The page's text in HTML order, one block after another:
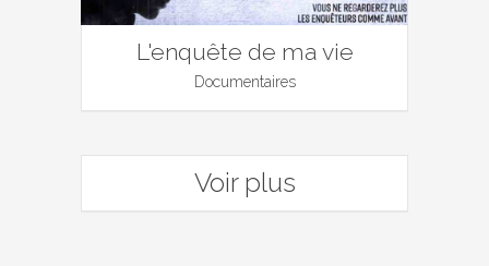
L'enquête de ma vie
Documentaires
Voir plus